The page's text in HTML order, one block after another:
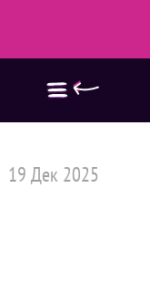
19 Дек 2025